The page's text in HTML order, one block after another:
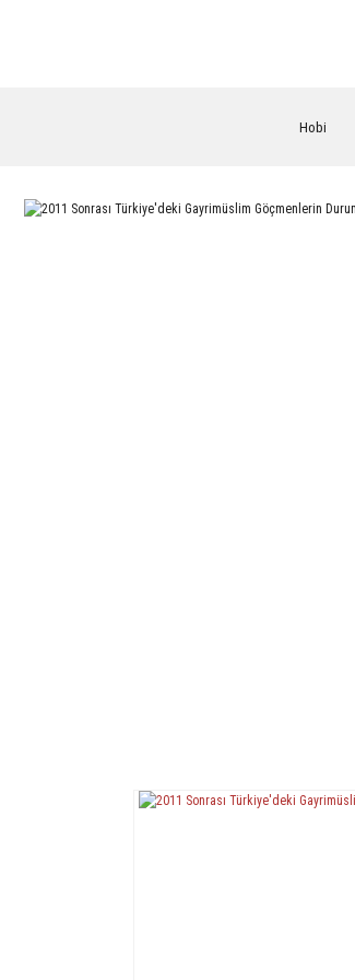
Hobi